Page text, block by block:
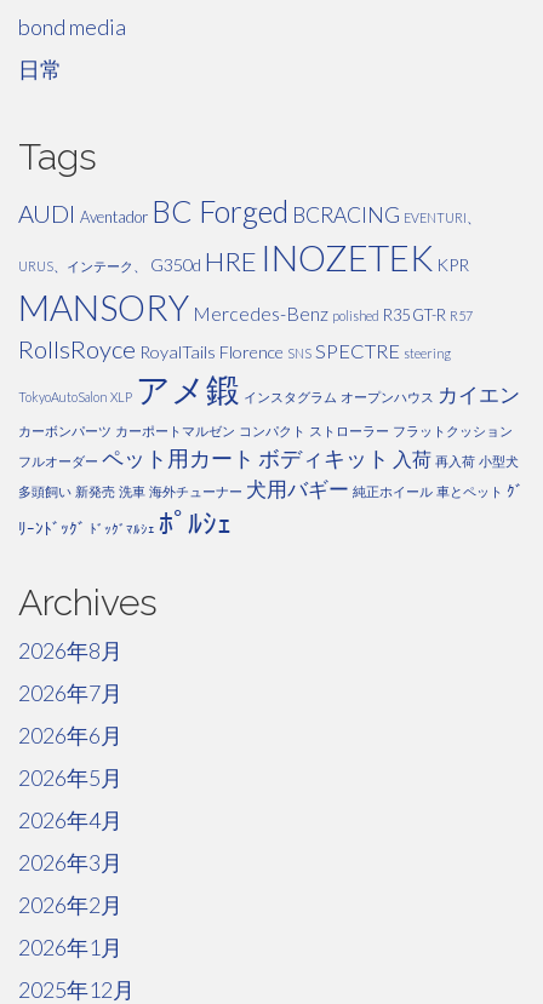
bond media
日常
Tags
AUDI Aventador BC Forged BCRACING EVENTURI、
URUS、インテーク、 G350d HRE INOZETEK KPR
MANSORY Mercedes-Benz polished R35 GT-R R57
RollsRoyce RoyalTails Florence SNS SPECTRE steering
TokyoAutoSalon XLP アメ鍛 インスタグラム オープンハウス カイエン
カーボンパーツ カーポートマルゼン コンパクト ストローラー フラットクッション
フルオーダー ペット用カート ボディキット 入荷 再入荷 小型犬
多頭飼い 新発売 洗車 海外チューナー 犬用バギー 純正ホイール 車とペット ｸﾞ
ﾘｰﾝﾄﾞｯｸﾞ ﾄﾞｯｸﾞﾏﾙｼｪ ﾎﾟﾙｼｪ
Archives
2026年8月
2026年7月
2026年6月
2026年5月
2026年4月
2026年3月
2026年2月
2026年1月
2025年12月